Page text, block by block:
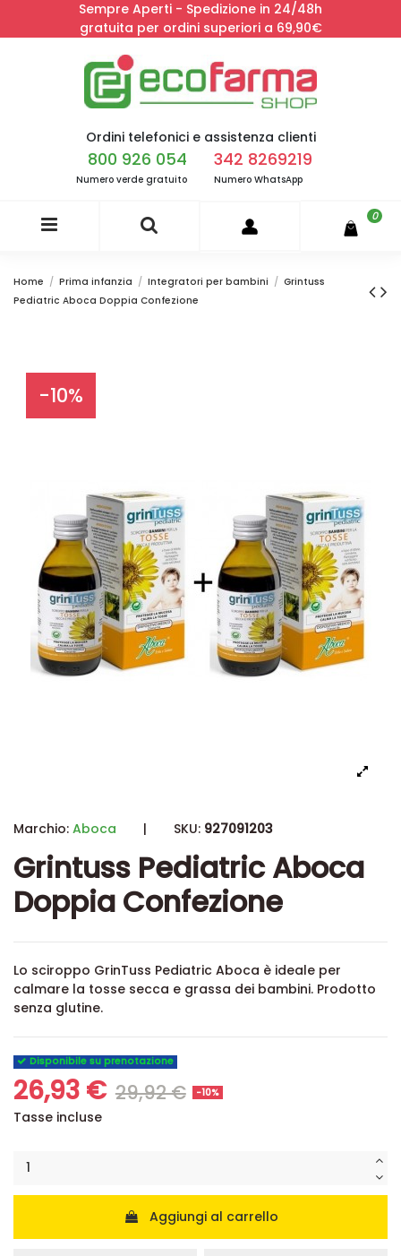
Sempre Aperti - Spedizione in 24/48h
gratuita per ordini superiori a 69,90€
Ordini telefonici e assistenza clienti
800 926 054
Numero verde gratuito
342 8269219
Numero WhatsApp
0
Home Prima infanzia Integratori per bambini
Grintuss
Pediatric Aboca Doppia Confezione
-10%
Marchio: Aboca | SKU: 927091203
Grintuss Pediatric Aboca
Doppia Confezione
Lo sciroppo GrinTuss Pediatric Aboca è ideale per
calmare la tosse secca e grassa dei bambini. Prodotto
senza glutine.
Disponibile su prenotazione
26,93 €